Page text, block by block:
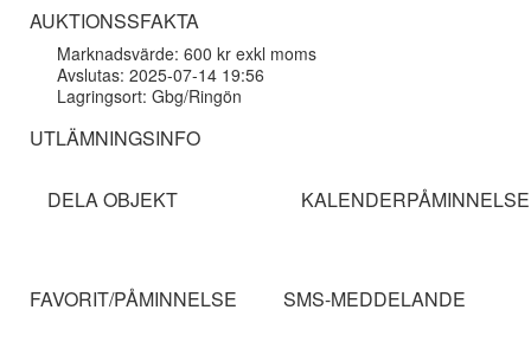
AUKTIONSSFAKTA
Marknadsvärde: 600 kr exkl moms
Avslutas: 2025-07-14 19:56
Lagringsort: Gbg/Ringön
UTLÄMNINGSINFO
DELA OBJEKT KALENDERPÅMINNELSE
FAVORIT/PÅMINNELSE SMS-MEDDELANDE